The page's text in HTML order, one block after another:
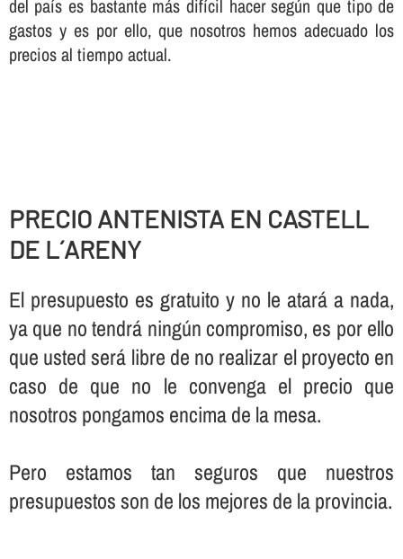
del paí­s es bastante más difí­cil hacer según que tipo de
gastos y es por ello, que nosotros hemos adecuado los
precios al tiempo actual.
PRECIO ANTENISTA EN CASTELL
DE L´ARENY
El presupuesto es gratuito y no le atará a nada,
ya que no tendrá ningún compromiso, es por ello
que usted será libre de no realizar el proyecto en
caso de que no le convenga el precio que
nosotros pongamos encima de la mesa.
Pero estamos tan seguros que nuestros
presupuestos son de los mejores de la provincia.